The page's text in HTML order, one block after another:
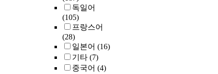
독일어
(105)
프랑스어
(28)
일본어 (16)
기타 (7)
중국어 (4)